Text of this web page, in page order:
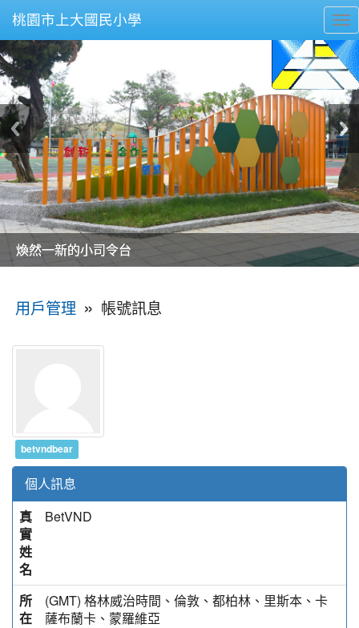
桃園市上大國民小學
美麗的操場是我們活力的來源
美麗的操場是我們活力的來源
煥然一新的小司令台
煥然一新的小司令台
富含桃園埤塘田園風光意象的中廊
富含桃園埤塘田園風光意象的中廊
嶄新的中庭廣場
嶄新的中庭廣場
水生池生生不息
水生池生生不息
用戶管理 » 帳號訊息
betvndbear
個人訊息
真
實
姓
名
BetVND
所
在
(GMT) 格林威治時間、倫敦、都柏林、里斯本、卡
薩布蘭卡、蒙羅維亞